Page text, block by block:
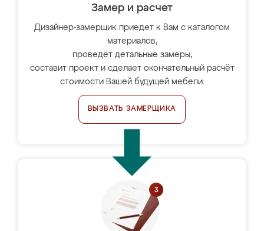
Замер и расчет
Дизайнер-замерщик приедет к Вам с каталогом
материалов,
проведёт детальные замеры,
составит проект и сделает окончательный расчёт
стоимости Вашей будущей мебели.
ВЫЗВАТЬ ЗАМЕРЩИКА